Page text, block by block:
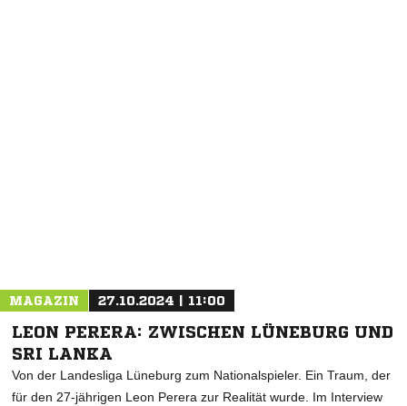
MAGAZIN 27.10.2024 | 11:00
LEON PERERA: ZWISCHEN LÜNEBURG UND
SRI LANKA
Von der Landesliga Lüneburg zum Nationalspieler. Ein Traum, der
für den 27-jährigen Leon Perera zur Realität wurde. Im Interview